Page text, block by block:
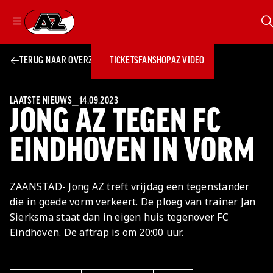
Ga naar onze homepage
TICKETSFANSHOPAZ VIDEO
TICKETS
TICKETS
AZ VROUWEN
FANSHOP
AZ VIDEO
BUSINESS
BUSINESS
Wat is AZ
Business?
AZ Business
Events
Hospitality
Kees Kist
Lounge
Georg Kessler
Lounge
Exposure
Bestel je
seizoenkaart
NieuwsNIEUWS
Teams
TEAMS
CLUB & FANS
JEUGDOPLEIDING
TERUG NAAR OVERZICHT
JONG AZ TEGEN FC
EINDHOVEN IN VORM
LAATSTE NIEUWS 14.09.2023
ZAANSTAD- Jong AZ treft vrijdag een tegenstander
die in goede vorm verkeert. De ploeg van trainer Jan
Sierksma staat dan in eigen huis tegenover FC
Eindhoven. De aftrap is om 20:00 uur.